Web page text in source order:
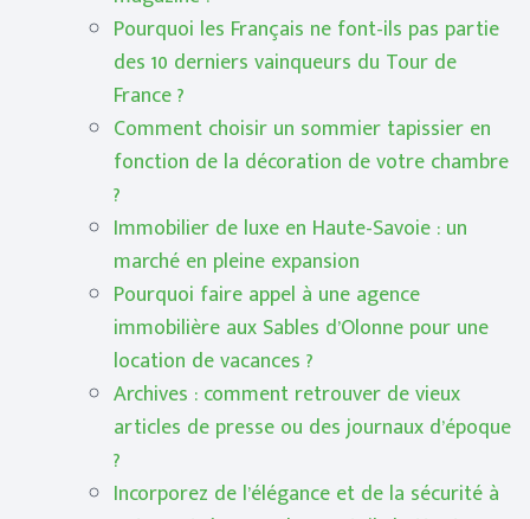
Pourquoi les Français ne font-ils pas partie
des 10 derniers vainqueurs du Tour de
France ?
Comment choisir un sommier tapissier en
fonction de la décoration de votre chambre
?
Immobilier de luxe en Haute-Savoie : un
marché en pleine expansion
Pourquoi faire appel à une agence
immobilière aux Sables d’Olonne pour une
location de vacances ?
Archives : comment retrouver de vieux
articles de presse ou des journaux d’époque
?
Incorporez de l’élégance et de la sécurité à